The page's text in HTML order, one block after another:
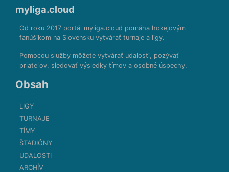
myliga.cloud
Od roku 2017 portál myliga.cloud pomáha hokejovým
fanúšikom na Slovensku vytvárať turnaje a ligy.
Pomocou služby môžete vytvárať udalosti, pozývať
priateľov, sledovať výsledky tímov a osobné úspechy.
Obsah
LIGY
TURNAJE
TÍMY
ŠTADIÓNY
UDALOSTI
ARCHÍV